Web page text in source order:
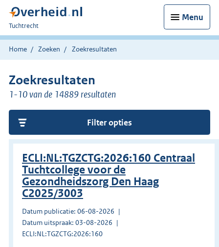
Menu
U
bent
hier:
Tuchtrecht
Home Zoeken Zoekresultaten
Zoekresultaten
1-10 van de 14889 resultaten
Filter opties
ECLI:NL:TGZCTG:2026:160 Centraal
Tuchtcollege voor de
Gezondheidszorg Den Haag
C2025/3003
Datum publicatie: 06-08-2026
Datum uitspraak: 03-08-2026
ECLI:NL:TGZCTG:2026:160